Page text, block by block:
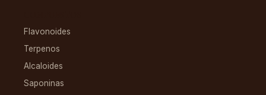
Flavonoides
Terpenos
Alcaloides
Saponinas